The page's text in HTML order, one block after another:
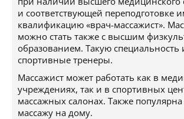
и соответствующей переподготовке
квалификацию «врач-массажист».
можно стать также с высшим
образованием. Такую
спортивные тренеры.
Массажист может работать как в
учреждениях, так и в спортивных
массажных салонах. Также популярна
массажу на дому.